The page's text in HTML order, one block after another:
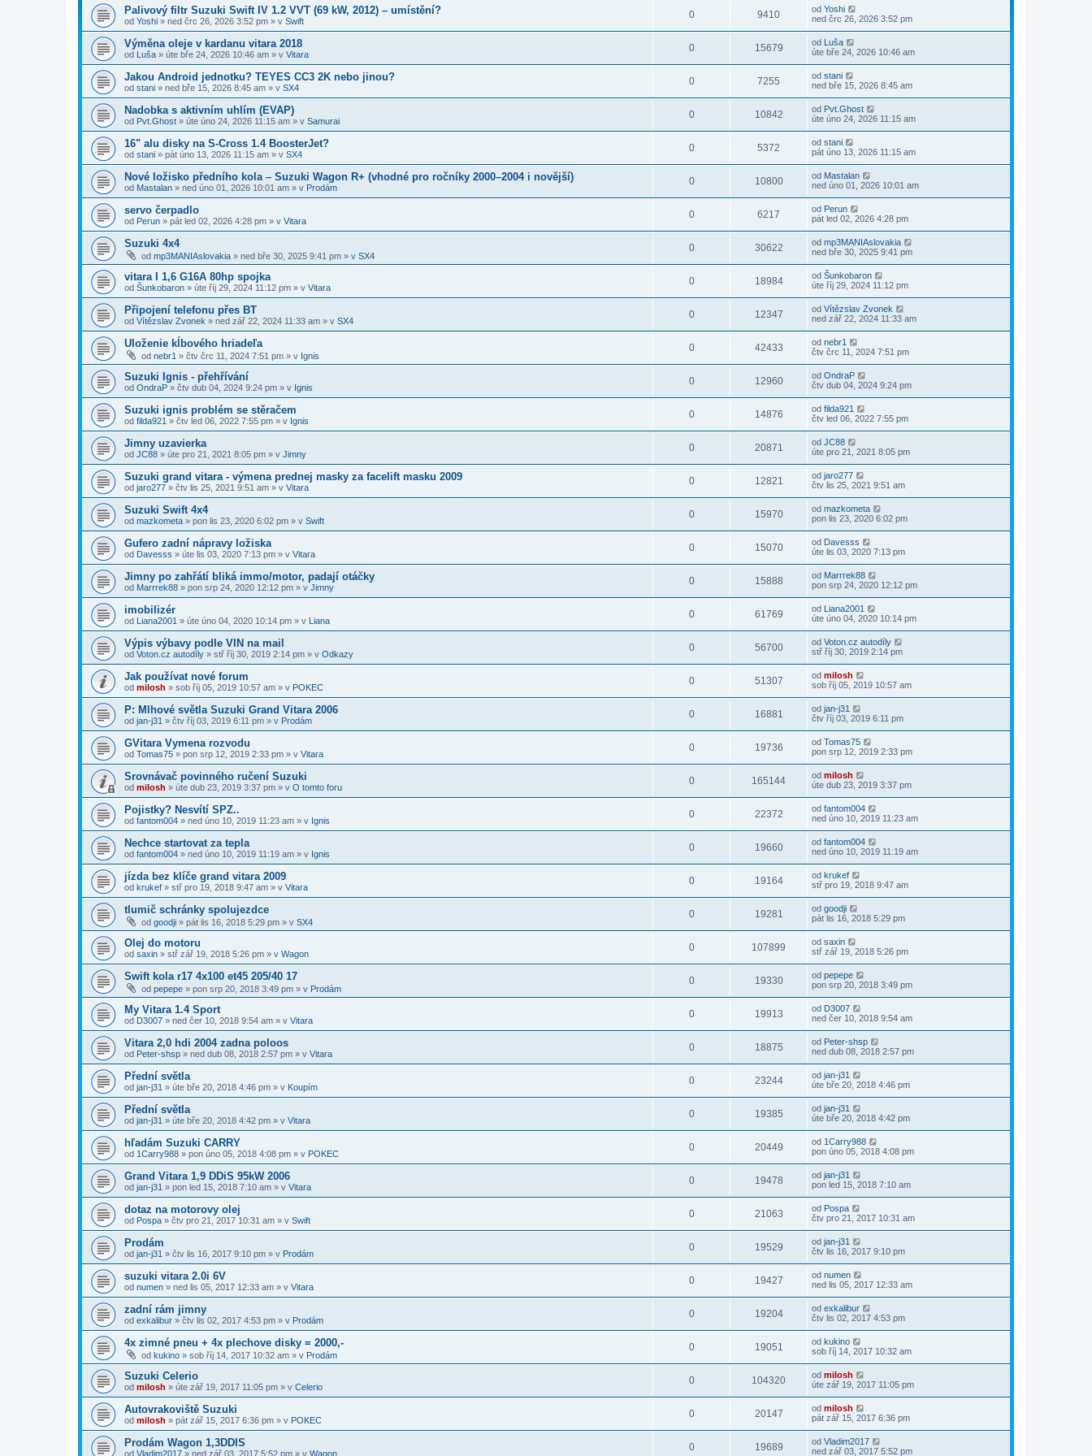
Palivový filtr Suzuki Swift IV 1.2 VVT (69 kW, 2012) – umístění?
od Yoshi » ned črc 26, 2026 3:52 pm » v Swift
0 9410 od Yoshi
ned črc 26, 2026 3:52 pm
Výměna oleje v kardanu vitara 2018
od Luša » úte bře 24, 2026 10:46 am » v Vitara
0 15679 od Luša
úte bře 24, 2026 10:46 am
Jakou Android jednotku? TEYES CC3 2K nebo jinou?
od stani » ned bře 15, 2026 8:45 am » v SX4
0 7255 od stani
ned bře 15, 2026 8:45 am
Nadobka s aktivním uhlím (EVAP)
od Pvt.Ghost » úte úno 24, 2026 11:15 am » v Samurai
0 10842 od Pvt.Ghost
úte úno 24, 2026 11:15 am
16" alu disky na S-Cross 1.4 BoosterJet?
od stani » pát úno 13, 2026 11:15 am » v SX4
0 5372 od stani
pát úno 13, 2026 11:15 am
​Nové ložisko předního kola – Suzuki Wagon R+ (vhodné pro ročníky 2000–2004 i novější)
od Mastalan » ned úno 01, 2026 10:01 am » v Prodám
0 10800 od Mastalan
ned úno 01, 2026 10:01 am
servo čerpadlo
od Perun » pát led 02, 2026 4:28 pm » v Vitara
0 6217 od Perun
pát led 02, 2026 4:28 pm
Suzuki 4x4
od mp3MANIAslovakia » ned bře 30, 2025 9:41 pm » v SX4
0 30622 od mp3MANIAslovakia
ned bře 30, 2025 9:41 pm
vitara I 1,6 G16A 80hp spojka
od Šunkobaron » úte říj 29, 2024 11:12 pm » v Vitara
0 18984 od Šunkobaron
úte říj 29, 2024 11:12 pm
Připojení telefonu přes BT
od Vítězslav Zvonek » ned zář 22, 2024 11:33 am » v SX4
0 12347 od Vítězslav Zvonek
ned zář 22, 2024 11:33 am
Uloženie kĺbového hriadeľa
od nebr1 » čtv črc 11, 2024 7:51 pm » v Ignis
0 42433 od nebr1
čtv črc 11, 2024 7:51 pm
Suzuki Ignis - přehřívání
od OndraP » čtv dub 04, 2024 9:24 pm » v Ignis
0 12960 od OndraP
čtv dub 04, 2024 9:24 pm
Suzuki ignis problém se stěračem
od filda921 » čtv led 06, 2022 7:55 pm » v Ignis
0 14876 od filda921
čtv led 06, 2022 7:55 pm
Jimny uzavierka
od JC88 » úte pro 21, 2021 8:05 pm » v Jimny
0 20871 od JC88
úte pro 21, 2021 8:05 pm
Suzuki grand vitara - výmena prednej masky za facelift masku 2009
od jaro277 » čtv lis 25, 2021 9:51 am » v Vitara
0 12821 od jaro277
čtv lis 25, 2021 9:51 am
Suzuki Swift 4x4
od mazkometa » pon lis 23, 2020 6:02 pm » v Swift
0 15970 od mazkometa
pon lis 23, 2020 6:02 pm
Gufero zadní nápravy ložiska
od Davesss » úte lis 03, 2020 7:13 pm » v Vitara
0 15070 od Davesss
úte lis 03, 2020 7:13 pm
Jimny po zahřátí bliká immo/motor, padají otáčky
od Marrrek88 » pon srp 24, 2020 12:12 pm » v Jimny
0 15888 od Marrrek88
pon srp 24, 2020 12:12 pm
imobilizér
od Liana2001 » úte úno 04, 2020 10:14 pm » v Liana
0 61769 od Liana2001
úte úno 04, 2020 10:14 pm
Výpis výbavy podle VIN na mail
od Voton.cz autodíly » stř říj 30, 2019 2:14 pm » v Odkazy
0 56700 od Voton.cz autodíly
stř říj 30, 2019 2:14 pm
Jak používat nové forum
od milosh » sob říj 05, 2019 10:57 am » v POKEC
0 51307 od milosh
sob říj 05, 2019 10:57 am
P: Mlhové světla Suzuki Grand Vitara 2006
od jan-j31 » čtv říj 03, 2019 6:11 pm » v Prodám
0 16881 od jan-j31
čtv říj 03, 2019 6:11 pm
GVitara Vymena rozvodu
od Tomas75 » pon srp 12, 2019 2:33 pm » v Vitara
0 19736 od Tomas75
pon srp 12, 2019 2:33 pm
Srovnávač povinného ručení Suzuki
od milosh » úte dub 23, 2019 3:37 pm » v O tomto foru
0 165144 od milosh
úte dub 23, 2019 3:37 pm
Pojistky? Nesvítí SPZ..
od fantom004 » ned úno 10, 2019 11:23 am » v Ignis
0 22372 od fantom004
ned úno 10, 2019 11:23 am
Nechce startovat za tepla
od fantom004 » ned úno 10, 2019 11:19 am » v Ignis
0 19660 od fantom004
ned úno 10, 2019 11:19 am
jízda bez klíče grand vitara 2009
od krukef » stř pro 19, 2018 9:47 am » v Vitara
0 19164 od krukef
stř pro 19, 2018 9:47 am
tlumič schránky spolujezdce
od goodji » pát lis 16, 2018 5:29 pm » v SX4
0 19281 od goodji
pát lis 16, 2018 5:29 pm
Olej do motoru
od saxin » stř zář 19, 2018 5:26 pm » v Wagon
0 107899 od saxin
stř zář 19, 2018 5:26 pm
Swift kola r17 4x100 et45 205/40 17
od pepepe » pon srp 20, 2018 3:49 pm » v Prodám
0 19330 od pepepe
pon srp 20, 2018 3:49 pm
My Vitara 1.4 Sport
od D3007 » ned čer 10, 2018 9:54 am » v Vitara
0 19913 od D3007
ned čer 10, 2018 9:54 am
Vitara 2,0 hdi 2004 zadna poloos
od Peter-shsp » ned dub 08, 2018 2:57 pm » v Vitara
0 18875 od Peter-shsp
ned dub 08, 2018 2:57 pm
Přední světla
od jan-j31 » úte bře 20, 2018 4:46 pm » v Koupím
0 23244 od jan-j31
úte bře 20, 2018 4:46 pm
Přední světla
od jan-j31 » úte bře 20, 2018 4:42 pm » v Vitara
0 19385 od jan-j31
úte bře 20, 2018 4:42 pm
hľadám Suzuki CARRY
od 1Carry988 » pon úno 05, 2018 4:08 pm » v POKEC
0 20449 od 1Carry988
pon úno 05, 2018 4:08 pm
Grand Vitara 1,9 DDiS 95kW 2006
od jan-j31 » pon led 15, 2018 7:10 am » v Vitara
0 19478 od jan-j31
pon led 15, 2018 7:10 am
dotaz na motorovy olej
od Pospa » čtv pro 21, 2017 10:31 am » v Swift
0 21063 od Pospa
čtv pro 21, 2017 10:31 am
Prodám
od jan-j31 » čtv lis 16, 2017 9:10 pm » v Prodám
0 19529 od jan-j31
čtv lis 16, 2017 9:10 pm
suzuki vitara 2.0i 6V
od numen » ned lis 05, 2017 12:33 am » v Vitara
0 19427 od numen
ned lis 05, 2017 12:33 am
zadní rám jimny
od exkalibur » čtv lis 02, 2017 4:53 pm » v Prodám
0 19204 od exkalibur
čtv lis 02, 2017 4:53 pm
4x zimné pneu + 4x plechove disky = 2000,-
od kukino » sob říj 14, 2017 10:32 am » v Prodám
0 19051 od kukino
sob říj 14, 2017 10:32 am
Suzuki Celerio
od milosh » úte zář 19, 2017 11:05 pm » v Celerio
0 104320 od milosh
úte zář 19, 2017 11:05 pm
Autovrakoviště Suzuki
od milosh » pát zář 15, 2017 6:36 pm » v POKEC
0 20147 od milosh
pát zář 15, 2017 6:36 pm
Prodám Wagon 1,3DDIS
od Vladim2017 » ned zář 03, 2017 5:52 pm » v Wagon
0 19689 od Vladim2017
ned zář 03, 2017 5:52 pm